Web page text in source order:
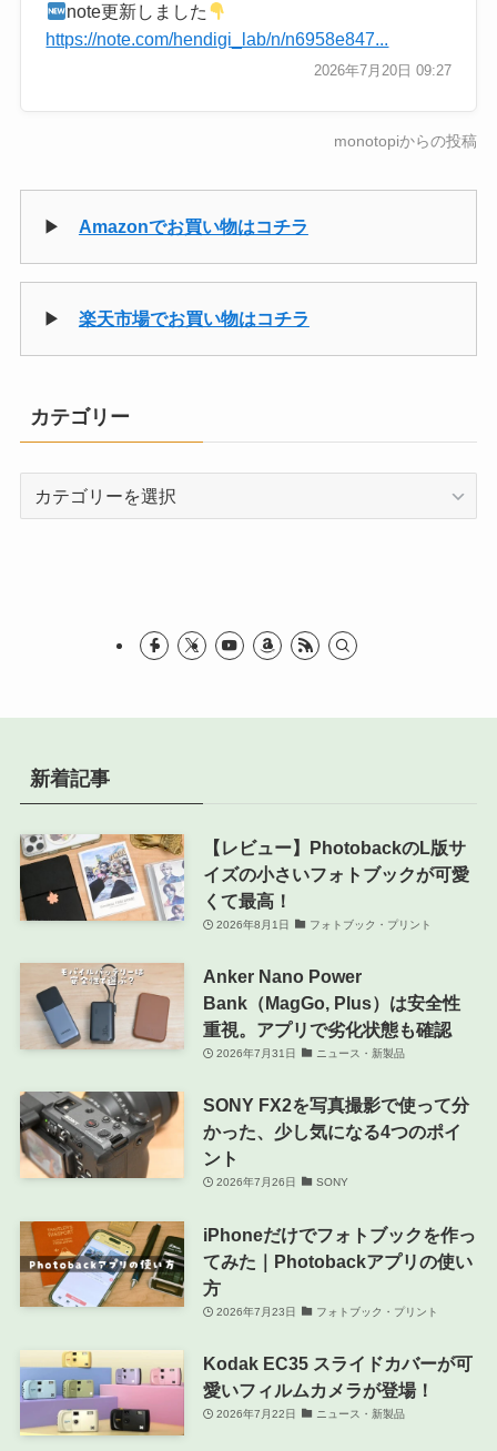
note更新しました
https://note.com/hendigi_lab/n/n6958e847...
2026年7月20日 09:27
monotopiからの投稿
▶ Amazonでお買い物はコチラ
▶ 楽天市場でお買い物はコチラ
カテゴリー
新着記事
【レビュー】PhotobackのL版サ
イズの小さいフォトブックが可愛
くて最高！
2026年8月1日 フォトブック・プリント
Anker Nano Power
Bank（MagGo, Plus）は安全性
重視。アプリで劣化状態も確認
2026年7月31日 ニュース・新製品
SONY FX2を写真撮影で使って分
かった、少し気になる4つのポイ
ント
2026年7月26日 SONY
iPhoneだけでフォトブックを作っ
てみた｜Photobackアプリの使い
方
2026年7月23日 フォトブック・プリント
Kodak EC35 スライドカバーが可
愛いフィルムカメラが登場！
2026年7月22日 ニュース・新製品